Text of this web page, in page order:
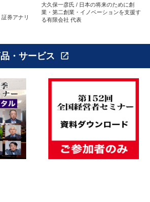
券アナリ
大久保一彦氏 / 日本の将来のために創
業・第二創業・イノベーションを支援す
る有限会社 代表
・サービス open_in_new